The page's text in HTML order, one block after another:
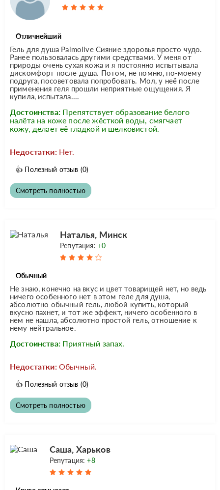
Отличнейший
Гель для душа Palmolive Сияние здоровья просто чудо.
Ранее пользовалась другими средствами. У меня от
природы очень сухая кожа и я постоянно испытывала
дискомфорт после душа. Потом, не помню, по-моему
подруга, посоветовала попробовать. Мол, у неё после
применения геля прошли неприятные ощущения. Я
купила, испытала....
Достоинства: Препятствует образование белого
налёта на коже после жёсткой воды, смягчает
кожу, делает её гладкой и шелковистой.
Недостатки: Нет.
👍 Полезный отзыв (0)
Смотреть полностью
Наталья, Минск
Репутация: +0
Обычный
Не знаю, конечно на вкус и цвет товарищей нет, но ведь
ничего особенного нет в этом геле для душа,
абсолютно обычный гель, любой купить, который
вкусно пахнет, и тот же эффект, ничего особенного в
нем не нашла, абсолютно простой гель, отношение к
нему нейтральное.
Достоинства: Приятный запах.
Недостатки: Обычный.
👍 Полезный отзыв (0)
Смотреть полностью
Саша, Харьков
Репутация:+8